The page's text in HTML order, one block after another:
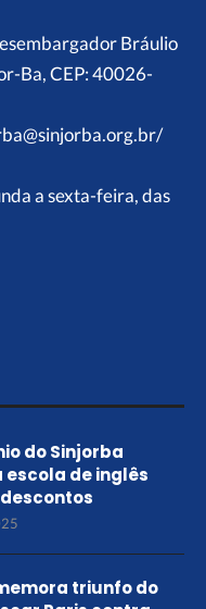
Bráulio
Ba, CEP: 40026-
a sexta-feira, das
do Sinjorba
de inglês
triunfo do